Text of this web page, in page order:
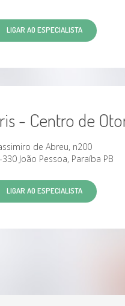
LIGAR AO ESPECIALISTA
- Centro de
de Abreu, n200
João Pessoa, Paraíba PB
LIGAR AO ESPECIALISTA